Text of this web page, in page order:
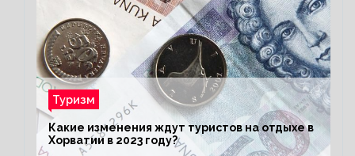
Туризм
Какие изменения ждут туристов на отдыхе в
Хорватии в 2023 году?